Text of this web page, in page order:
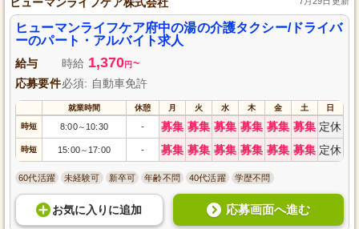
ヒューマンライフケア府中の湯の介護タクシー/ドライバ
ーのパート・アルバイト求人
給与 時給 1,370円 ~
応募要件必須: 自動車免許
就業時間 休憩 月 火 水 木 金 土 日
時短 8:00～ 10:30 - 募集 募集 募集 募集 募集 募集 定休
時短 15:00～ 17:00 - 募集 募集 募集 募集 募集 募集 定休
60代活躍 未経験可 新卒可 年齢不問 40代活躍 学歴不問
お気に入り に追加 応募画面へ進む